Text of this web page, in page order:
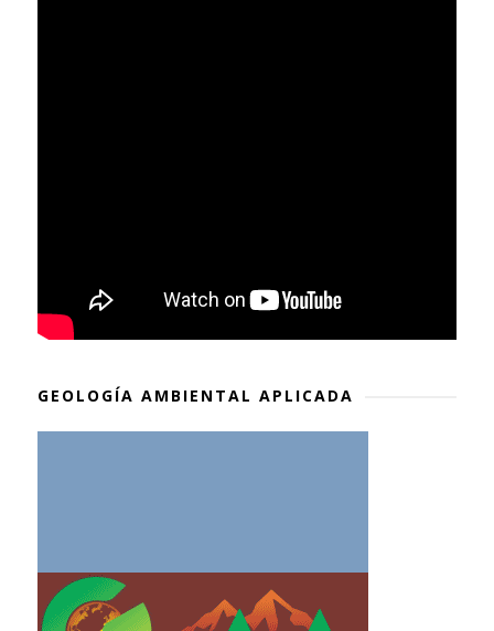
GEOLOGÍA AMBIENTAL APLICADA